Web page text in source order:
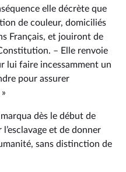
elle décrète que
de couleur, domiciliés
Français, et jouiront de
– Elle renvoie
lui faire incessamment un
pour assurer
dès le début de
et de donner
sans distinction de